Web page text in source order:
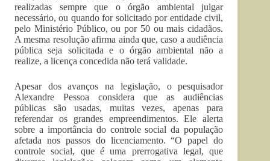
realizadas sempre que o órgão ambiental julgar
necessário, ou quando for solicitado por entidade civil,
pelo Ministério Público, ou por 50 ou mais cidadãos.
A mesma resolução afirma ainda que, caso a audiência
pública seja solicitada e o órgão ambiental não a
realize, a licença concedida não terá validade.
Apesar dos avanços na legislação, o pesquisador
Alexandre Pessoa considera que as audiências
públicas são usadas, muitas vezes, apenas para
referendar os grandes empreendimentos. Ele alerta
sobre a importância do controle social da população
afetada nos passos do licenciamento. “O papel do
controle social, que é uma prerrogativa legal, que